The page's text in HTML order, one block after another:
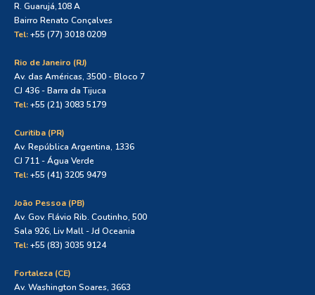
R. Guarujá,108 A
Bairro Renato Conçalves
Tel:+55 (77) 3018 0209
Rio de Janeiro (RJ)
Av. das Américas, 3500 - Bloco 7
CJ 436 - Barra da Tijuca
Tel:+55 (21) 3083 5179
Curitiba (PR)
Av. República Argentina, 1336
CJ 711 - Água Verde
Tel:+55 (41) 3205 9479
João Pessoa (PB)
Av. Gov. Flávio Rib. Coutinho, 500
Sala 926, Liv Mall - Jd Oceania
Tel:+55 (83) 3035 9124
Fortaleza (CE)
Av. Washington Soares, 3663